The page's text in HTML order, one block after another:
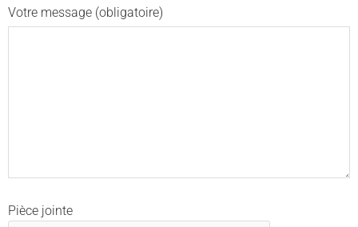
Votre message (obligatoire)
Pièce jointe